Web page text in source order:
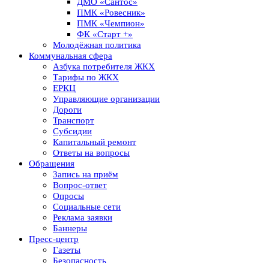
ДМО «Сантос»
ПМК «Ровесник»
ПМК «Чемпион»
ФК «Старт +»
Молодёжная политика
Коммунальная сфера
Азбука потребителя ЖКХ
Тарифы по ЖКХ
ЕРКЦ
Управляющие организации
Дороги
Транспорт
Субсидии
Капитальный ремонт
Ответы на вопросы
Обращения
Запись на приём
Вопрос-ответ
Опросы
Социальные сети
Реклама заявки
Баннеры
Пресс-центр
Газеты
Безопасность